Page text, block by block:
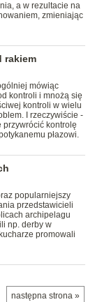
a w rezultacie na
zmieniając
rakiem
mówiąc
kontroli i mnożą się
kontroli w wielu
I rzeczywiście -
przywrócić kontrolę
płazowi.
popularniejszy
przedstawicieli
archipelagu
np. derby w
promowali
następna strona »